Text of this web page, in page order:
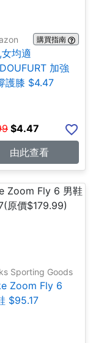
購買指南
均適
加強
護膝 $4.47
$4.47
由此查看
Sporting Goods
Zoom Fly 6
$95.17